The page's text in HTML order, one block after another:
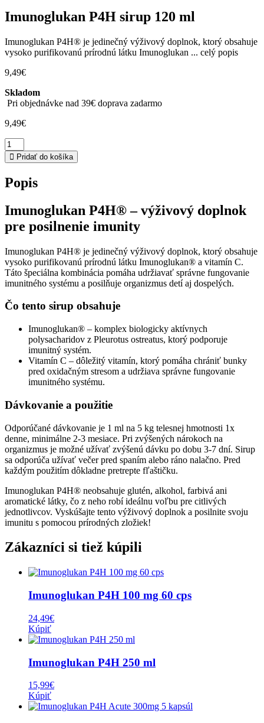
Imunoglukan P4H sirup 120 ml
Imunoglukan P4H® je jedinečný výživový doplnok, ktorý obsahuje
vysoko purifikovanú prírodnú látku Imunoglukan ... celý popis
9,49€
Skladom
Pri objednávke nad 39€ doprava zadarmo
9,49€
množstvo
Imunoglukan
P4H
120
Pridať do košíka
Popis
Imunoglukan P4H® – výživový doplnok
pre posilnenie imunity
Imunoglukan P4H® je jedinečný výživový doplnok, ktorý obsahuje
vysoko purifikovanú prírodnú látku Imunoglukan® a vitamín C.
Táto špeciálna kombinácia pomáha udržiavať správne fungovanie
imunitného systému a posilňuje organizmus detí aj dospelých.
Čo tento sirup obsahuje
Imunoglukan® – komplex biologicky aktívnych
polysacharidov z Pleurotus ostreatus, ktorý podporuje
imunitný systém.
Vitamín C – dôležitý vitamín, ktorý pomáha chrániť bunky
pred oxidačným stresom a udržiava správne fungovanie
imunitného systému.
Dávkovanie a použitie
Odporúčané dávkovanie je 1 ml na 5 kg telesnej hmotnosti 1x
denne, minimálne 2-3 mesiace. Pri zvýšených nárokoch na
organizmus je možné užívať zvýšenú dávku po dobu 3-7 dní. Sirup
sa odporúča užívať večer pred spaním alebo ráno nalačno. Pred
každým použitím dôkladne pretrepte fľaštičku.
Imunoglukan P4H® neobsahuje glutén, alkohol, farbivá ani
aromatické látky, čo z neho robí ideálnu voľbu pre citlivých
jednotlivcov. Vyskúšajte tento výživový doplnok a posilnite svoju
imunitu s pomocou prírodných zložiek!
Zákazníci si tiež kúpili
Imunoglukan P4H 100 mg 60 cps
24,49€
Kúpiť
Imunoglukan P4H 250 ml
15,99€
Kúpiť